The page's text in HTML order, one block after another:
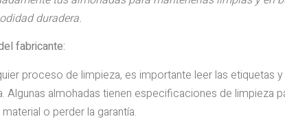
duradera.
fabricante:
proceso de limpieza, es importante leer las etiquetas
Algunas almohadas tienen especificaciones de limpieza
o perder la garantía.